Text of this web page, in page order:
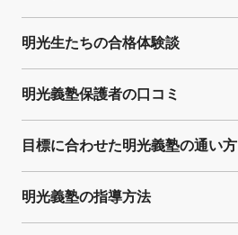
明光生たちの合格体験談
明光義塾保護者の口コミ
目標に合わせた明光義塾の通い方
明光義塾の指導方法